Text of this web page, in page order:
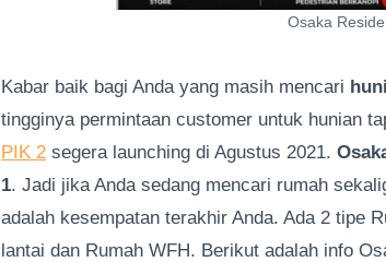
Osaka
Kabar baik bagi Anda yang masih mencari
tingginya permintaan customer untuk hunian
PIK 2 segera launching di Agustus 2021.
1. Jadi jika Anda sedang mencari rumah
adalah kesempatan terakhir Anda. Ada 2 tipe
lantai dan Rumah WFH. Berikut adalah info